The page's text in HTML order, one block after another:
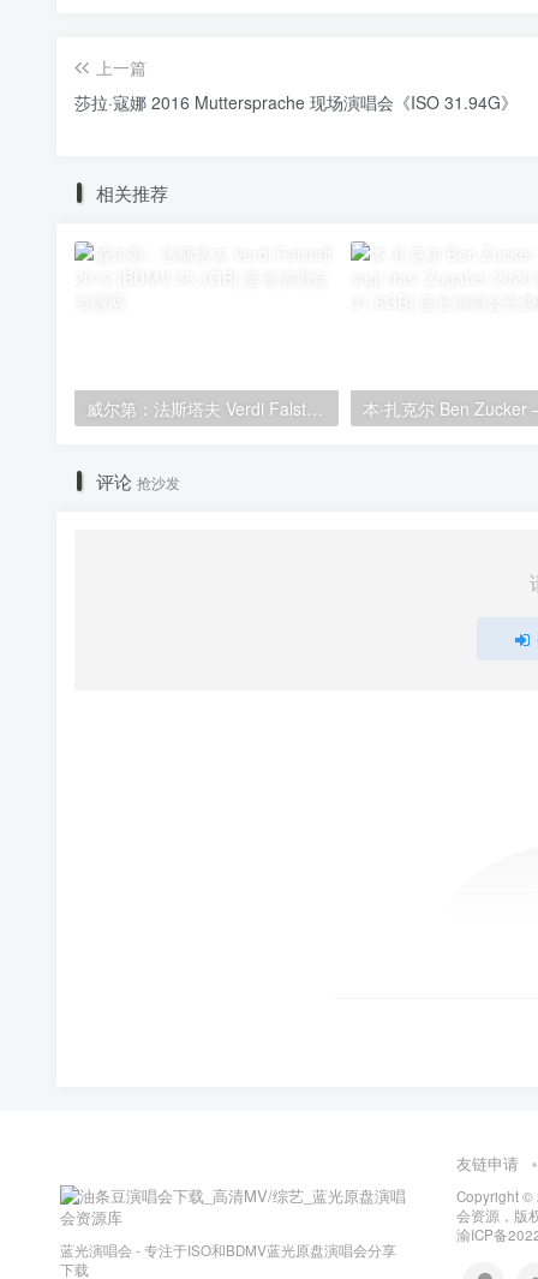
上一篇
莎拉·寇娜 2016 Muttersprache 现场演唱会《ISO 31.94G》
相关推荐
威尔第：法斯塔夫 Verdi Falstaff 2012 [BDMV 36.4GB]
评论 抢沙发
蓝光演唱会 - 专注于ISO和BDMV蓝光原盘演唱会分享
下载
友链申请
Copyright ©
会资源，版
渝ICP备